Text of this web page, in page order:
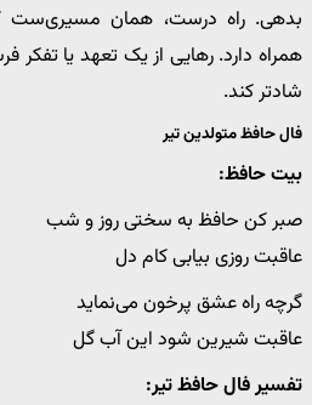
بدهی. راه درست، همان مسیری‌ست
همراه دارد. رهایی از یک تعهد یا تفکر
شادتر کند.
فال حافظ متولدین تیر
بیت حافظ:
صبر کن حافظ به سختی روز و شب
عاقبت روزی بیابی کام دل
گرچه راه عشق پرخون می‌نماید
عاقبت شیرین شود این آب گل
تفسیر فال حافظ تیر: